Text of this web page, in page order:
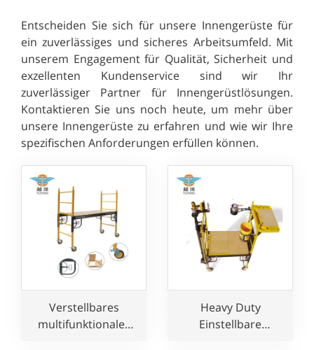
Entscheiden Sie sich für unsere Innengerüste für
ein zuverlässiges und sicheres Arbeitsumfeld. Mit
unserem Engagement für Qualität, Sicherheit und
exzellenten Kundenservice sind wir Ihr
zuverlässiger Partner für Innengerüstlösungen.
Kontaktieren Sie uns noch heute, um mehr über
unsere Innengerüste zu erfahren und wie wir Ihre
spezifischen Anforderungen erfüllen können.
Verstellbares
multifunktionales
Heavy Duty
Einstellbare